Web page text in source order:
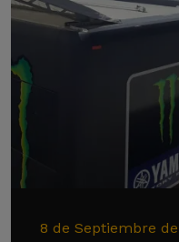
8 de Septiembre de